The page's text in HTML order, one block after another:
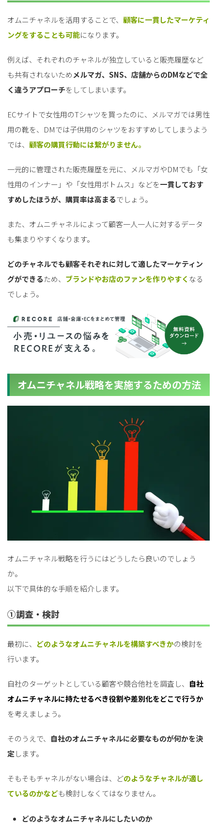
オムニチャネルを活用することで、 顧客に一貫したマーケティ
ングをすることも可能になります。
例えば、それぞれのチャネルが独立していると販売履歴など
も共有されないためメルマガ、SNS、店舗からのDMなどで全
く違うアプローチをしてしまいます。
ECサイトで女性用のTシャツを買ったのに、メルマガでは男性
用の靴を、DMでは子供用のシャツをおすすめしてしまうよう
では、 顧客の購買行動には繋がりません。
一元的に管理された販売履歴を元に、メルマガやDMでも「女
性用のインナー」や「女性用ボトムス」などを一貫しておす
すめしたほうが、購買率は高まるでしょう。
また、オムニチャネルによって顧客一人一人に対するデータ
も集まりやすくなります。
どのチャネルでも顧客それぞれに対して適したマーケティン
グができるため、 ブランドやお店のファンを作りやすく なる
でしょう。
オムニチャネル戦略を実施するための方法
オムニチャネル戦略を行うにはどうしたら良いのでしょう
か。
以下で具体的な手順を紹介します。
①調査・検討
最初に、 どのようなオムニチャネルを構築すべきかの検討を
行います。
自社のターゲットとしている顧客や競合他社を調査し、
自社
オムニチャネルに持たせるべき役割や差別化をどこで行うか
を考えましょう。
そのうえで、 自社のオムニチャネルに必要なものが何かを決
定 します。
そもそもチャネルがない場合は、どのようなチャネルが適し
ているのかなども検討しなくてはなりません。
どのようなオムニチャネルにしたいのか